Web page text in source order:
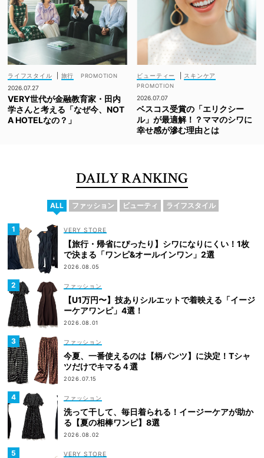
ライフスタイル
旅行
2026.07.27
VERY世代が金融教育家・田内
学さんと考える「なぜ今、NOT
A HOTELなの？」
ビューティー スキンケア
2026.07.07
ベスコス受賞の「エリクシー
ル」が最適解！？ママのシワに
幸せ感が滲む理由とは
DAILY RANKING
ALL ファッション ビューティ ライフスタイル
VERY STORE
【旅行・帰省にぴったり】シワになりにくい！1枚
で決まる「ワンピ&オールインワン」2選
2026.08.05
ファッション
【U1万円〜】技ありシルエットで着映える「イージ
ーケアワンピ」4選！
2026.08.01
ファッション
今夏、一番使えるのは【柄パンツ】に決定！Tシャ
ツだけでキマる４選
2026.07.15
ファッション
洗って干して、毎日着られる！イージーケアが助か
る【夏の相棒ワンピ】8選
2026.08.02
VERY STORE